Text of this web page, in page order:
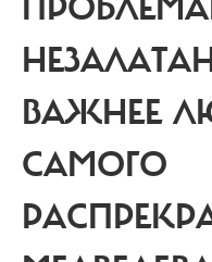
ВАЖНЕЕ
САМОГО